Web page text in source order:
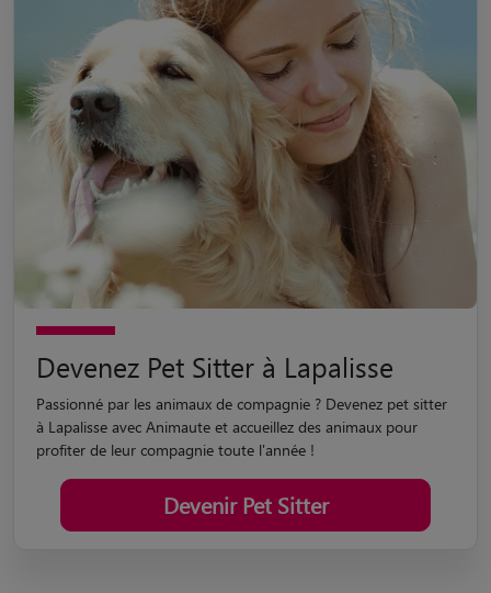
Devenez Pet Sitter à Lapalisse
Passionné par les animaux de compagnie ? Devenez pet sitter
à Lapalisse avec Animaute et accueillez des animaux pour
profiter de leur compagnie toute l'année !
Devenir Pet Sitter